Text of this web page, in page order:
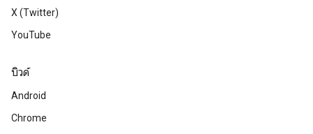
X (Twitter)
YouTube
บิวด์
Android
Chrome